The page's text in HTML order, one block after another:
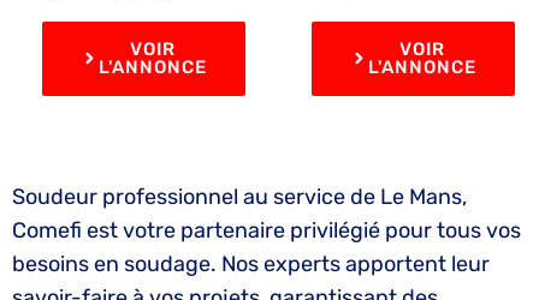
VOIR
L'ANNONCE
VOIR
L'ANNONCE
Soudeur professionnel au service de Le Mans,
Comefi est votre partenaire privilégié pour tous vos
besoins en soudage. Nos experts apportent leur